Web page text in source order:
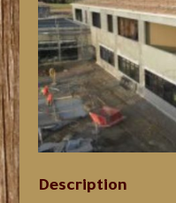
Description